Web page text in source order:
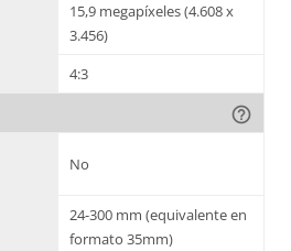
15,9 megapíxeles (4.608 x
3.456)
4:3
help_outline
No
24-300 mm (equivalente en
formato 35mm)